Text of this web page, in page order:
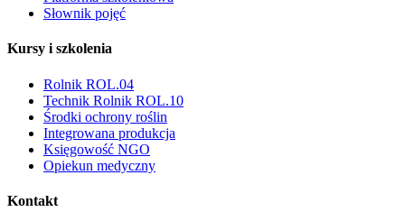
Słownik pojęć
Kursy i szkolenia
Rolnik ROL.04
Technik Rolnik ROL.10
Środki ochrony roślin
Integrowana produkcja
Księgowość NGO
Opiekun medyczny
Kontakt